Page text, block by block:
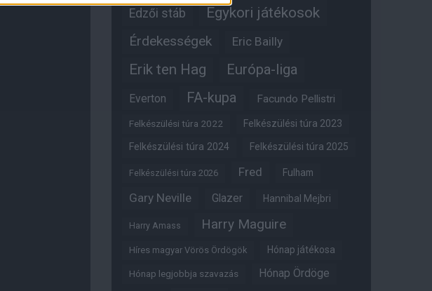
Edzői stáb Egykori játékosok
Érdekességek Eric Bailly
Erik ten Hag Európa-liga
Everton FA-kupa Facundo Pellistri
Felkészülési túra 2022 Felkészülési túra 2023
Felkészülési túra 2024 Felkészülési túra 2025
Felkészülési túra 2026 Fred Fulham
Gary Neville Glazer Hannibal Mejbri
Harry Amass Harry Maguire
Híres magyar Vörös Ördögök Hónap játékosa
Hónap legjobbja szavazás Hónap Ördöge